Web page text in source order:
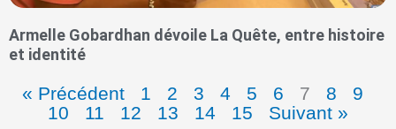
Armelle Gobardhan dévoile La Quête, entre histoire
et identité
« Précédent 1 2 3 4 5 6 7 8
9
10
11 12 13 14 15 Suivant »